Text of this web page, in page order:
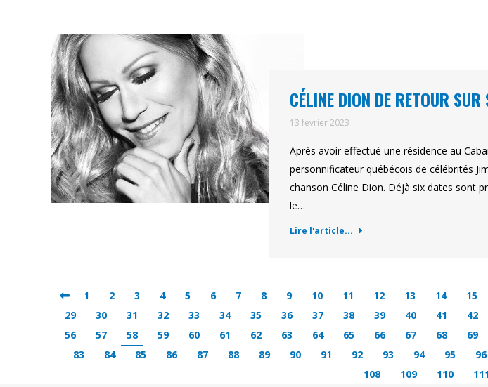
CÉLINE DION DE RETOUR
13 février 2023
Après avoir effectué une résidence au
personnificateur québécois de célébrités
chanson Céline Dion. Déjà six dates sont
le…
Lire l'article...
1 2 3 4 5 6 7 8 9 10 11 12 13 14 15
29
30 31 32 33 34 35 36 37 38 39 40 41 42
56
57 58 59 60 61 62 63 64 65 66 67 68 69
83
84 85 86 87 88 89 90 91 92 93 94 95 96
108
109 110